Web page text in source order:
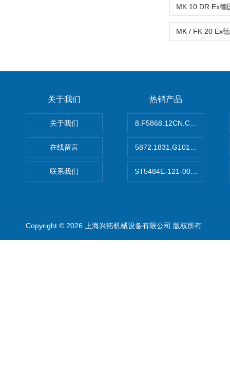
关于我们
关于我们
在线留言
联系我们
热销产品
8.F5868.12CN.C122德国
5872.1831.G101德国库伯勒
ST5484E-121-0032-00美国
Copyright © 2026 上海兴拓机械设备有限公司 版权所有